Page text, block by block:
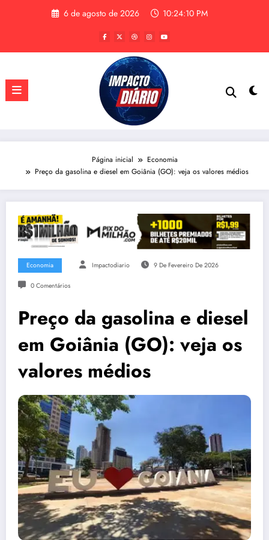
6 de agosto de 2026 10:24:11 PM
Página inicial
Economia
Preço da gasolina e diesel em Goiânia (GO): veja os valores médios
Economia Impactodiario 9 De Fevereiro De 2026
0 Comentários
Preço da gasolina e diesel
em Goiânia (GO): veja os
valores médios